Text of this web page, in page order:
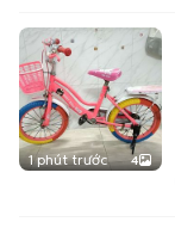
1 phút trước 4